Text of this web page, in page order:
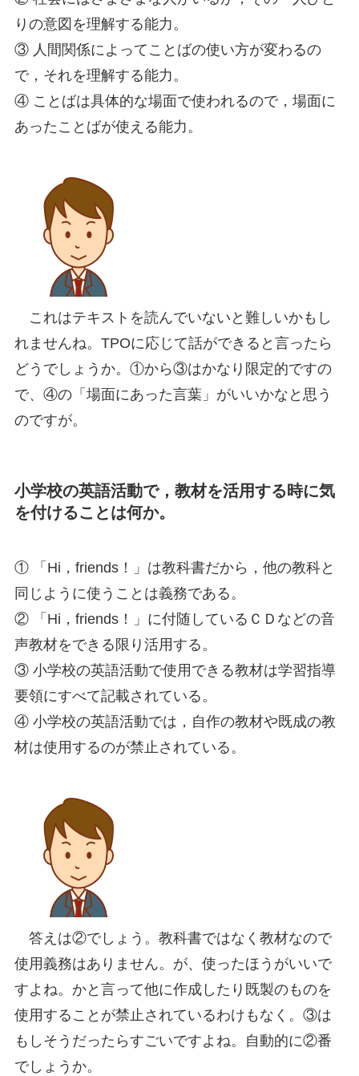
りの意図を理解する能力。
③ 人間関係によってことばの使い方が変わるの
で，それを理解する能力。
④ ことばは具体的な場面で使われるので，場面に
あったことばが使える能力。
これはテキストを読んでいないと難しいかもし
れませんね。TPOに応じて話ができると言ったら
どうでしょうか。①から③はかなり限定的ですの
で、④の「場面にあった言葉」がいいかなと思う
のですが。
小学校の英語活動で，教材を活用する時に気
を付けることは何か。
① 「Hi，friends！」は教科書だから，他の教科と
同じように使うことは義務である。
② 「Hi，friends！」に付随しているＣＤなどの音
声教材をできる限り活用する。
③ 小学校の英語活動で使用できる教材は学習指導
要領にすべて記載されている。
④ 小学校の英語活動では，自作の教材や既成の教
材は使用するのが禁止されている。
答えは②でしょう。教科書ではなく教材なので
使用義務はありません。が、使ったほうがいいで
すよね。かと言って他に作成したり既製のものを
使用することが禁止されているわけもなく。③は
もしそうだったらすごいですよね。自動的に②番
でしょうか。